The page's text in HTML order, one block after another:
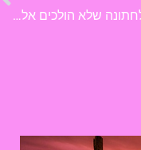
מתנה לחתונה שלא הולכים אליה: הינה טיפים שכדאי להכיר